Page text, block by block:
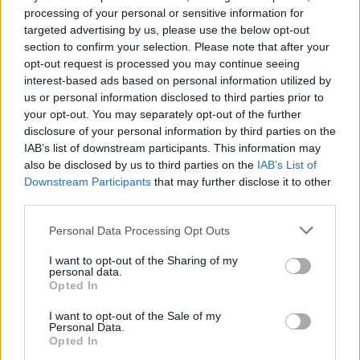
processing of your personal or sensitive information for
targeted advertising by us, please use the below opt-out
section to confirm your selection. Please note that after your
opt-out request is processed you may continue seeing
interest-based ads based on personal information utilized by
us or personal information disclosed to third parties prior to
your opt-out. You may separately opt-out of the further
disclosure of your personal information by third parties on the
IAB’s list of downstream participants. This information may
also be disclosed by us to third parties on the IAB’s List of
Downstream Participants that may further disclose it to other
Personal Data Processing Opt Outs
I want to opt-out of the Sharing of my
personal data.
Opted In
I want to opt-out of the Sale of my
Personal Data.
Opted In
πρόβλεψη υπήρχε και στη σύμβαση που είχαν
υπογράψει οι δύο πλευρές το 2011. Δεν ίσχυσε
όμως λόγω του φαινομένου να καλούνται
ασφαλισμένοι εντός της πρώτης εβδομάδας να
πληρώσουν επίσκεψη, ενώ δεν είχαν
συμπληρωθεί οι 200 ασφαλισμένοι ανά μήνα
(είχαν όμως συμπληρωθεί οι 50 ανά εβδομάδα).